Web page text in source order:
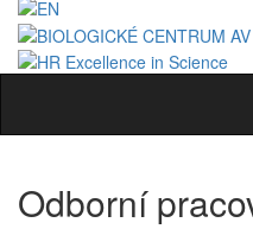
Odborní